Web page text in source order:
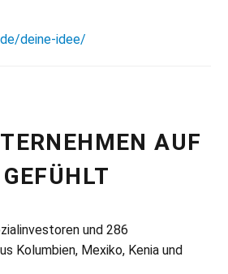
deine-idee/
AUF
und 286
Kolumbien, Mexiko, Kenia und